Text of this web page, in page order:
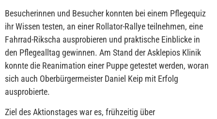
Besucherinnen und Besucher konnten bei einem Pflegequiz
ihr Wissen testen, an einer Rollator-Rallye teilnehmen, eine
Fahrrad-Rikscha ausprobieren und praktische Einblicke in
den Pflegealltag gewinnen. Am Stand der Asklepios Klinik
konnte die Reanimation einer Puppe getestet werden, woran
sich auch Oberbürgermeister Daniel Keip mit Erfolg
ausprobierte.
Ziel des Aktionstages war es, frühzeitig über